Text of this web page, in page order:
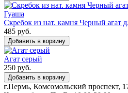
Скребок из нат. камня Черный агат
485 руб.
Добавить в корзину
Агат серый
250 руб.
Добавить в корзину
г.Пермь, Комсомольский проспект,